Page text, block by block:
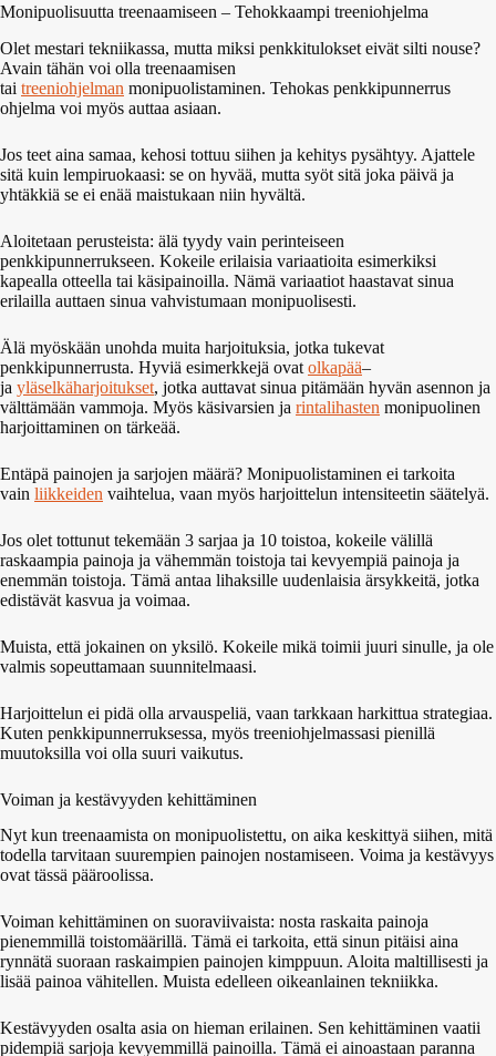
Monipuolisuutta treenaamiseen – Tehokkaampi treeniohjelma
Olet mestari tekniikassa, mutta miksi penkkitulokset eivät silti nouse?
Avain tähän voi olla treenaamisen
tai treeniohjelman monipuolistaminen. Tehokas penkkipunnerrus
ohjelma voi myös auttaa asiaan.
Jos teet aina samaa, kehosi tottuu siihen ja kehitys pysähtyy. Ajattele
sitä kuin lempiruokaasi: se on hyvää, mutta syöt sitä joka päivä ja
yhtäkkiä se ei enää maistukaan niin hyvältä.
Aloitetaan perusteista: älä tyydy vain perinteiseen
penkkipunnerrukseen. Kokeile erilaisia variaatioita esimerkiksi
kapealla otteella tai käsipainoilla. Nämä variaatiot haastavat sinua
erilailla auttaen sinua vahvistumaan monipuolisesti.
Älä myöskään unohda muita harjoituksia, jotka tukevat
penkkipunnerrusta. Hyviä esimerkkejä ovat olkapää–
ja yläselkäharjoitukset, jotka auttavat sinua pitämään hyvän asennon ja
välttämään vammoja. Myös käsivarsien ja rintalihasten monipuolinen
harjoittaminen on tärkeää.
Entäpä painojen ja sarjojen määrä? Monipuolistaminen ei tarkoita
vain liikkeiden vaihtelua, vaan myös harjoittelun intensiteetin säätelyä.
Jos olet tottunut tekemään 3 sarjaa ja 10 toistoa, kokeile välillä
raskaampia painoja ja vähemmän toistoja tai kevyempiä painoja ja
enemmän toistoja. Tämä antaa lihaksille uudenlaisia ärsykkeitä, jotka
edistävät kasvua ja voimaa.
Muista, että jokainen on yksilö. Kokeile mikä toimii juuri sinulle, ja ole
valmis sopeuttamaan suunnitelmaasi.
Harjoittelun ei pidä olla arvauspeliä, vaan tarkkaan harkittua strategiaa.
Kuten penkkipunnerruksessa, myös treeniohjelmassasi pienillä
muutoksilla voi olla suuri vaikutus.
Voiman ja kestävyyden kehittäminen
Nyt kun treenaamista on monipuolistettu, on aika keskittyä siihen, mitä
todella tarvitaan suurempien painojen nostamiseen. Voima ja kestävyys
ovat tässä pääroolissa.
Voiman kehittäminen on suoraviivaista: nosta raskaita painoja
pienemmillä toistomäärillä. Tämä ei tarkoita, että sinun pitäisi aina
rynnätä suoraan raskaimpien painojen kimppuun. Aloita maltillisesti ja
lisää painoa vähitellen. Muista edelleen oikeanlainen tekniikka.
Kestävyyden osalta asia on hieman erilainen. Sen kehittäminen vaatii
pidempiä sarjoja kevyemmillä painoilla. Tämä ei ainoastaan paranna